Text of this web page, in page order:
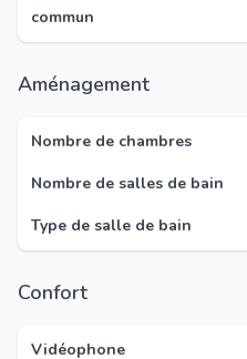
commun
Aménagement
Nombre de chambres
Nombre de salles de bain
Type de salle de bain
Confort
Vidéophone